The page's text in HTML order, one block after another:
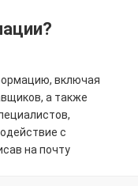
включая
а также
с
на почту